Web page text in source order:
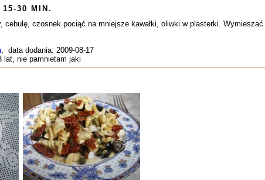
15-30 MIN.
cebulę, czosnek pociąć na mniejsze kawałki, oliwki w plasterki.
, data dodania: 2009-08-17
lat, nie pamnietam jaki